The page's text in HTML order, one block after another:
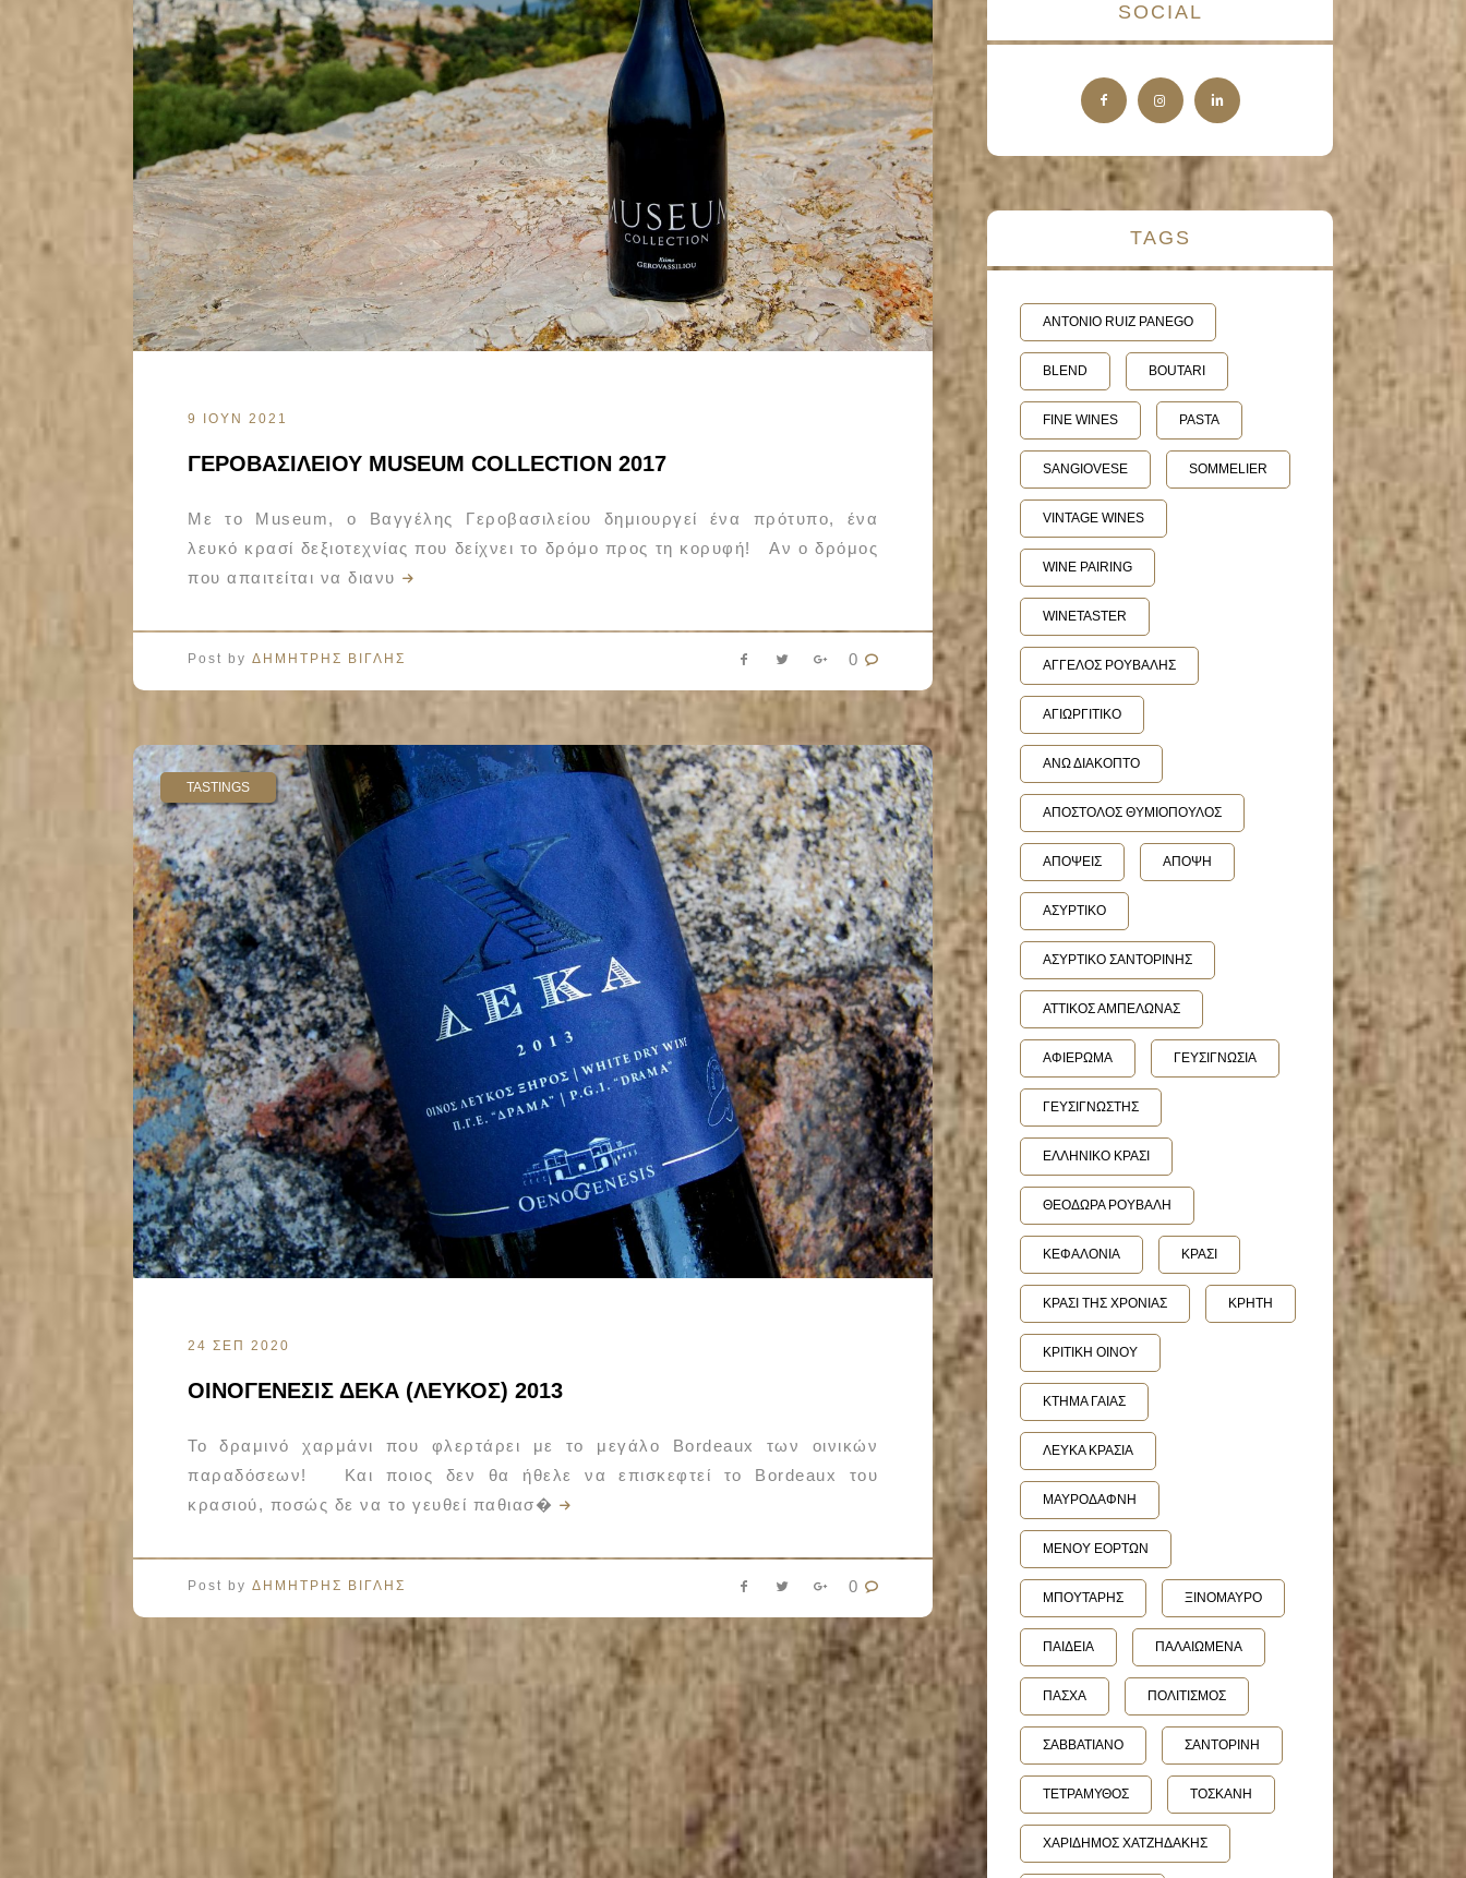
9 ΙΟΥΝ 2021
ΓΕΡΟΒΑΣΙΛΕΙΟΥ MUSEUM COLLECTION 2017
Με το Museum, ο Βαγγέλης Γεροβασιλείου δημιουργεί ένα πρότυπο, ένα
λευκό κρασί δεξιοτεχνίας που δείχνει το δρόμο προς τη κορυφή! Αν ο δρόμος
που απαιτείται να διανυ
Post by ΔΗΜΗΤΡΗΣ ΒΙΓΛΗΣ 0
TASTINGS
24 ΣΕΠ 2020
ΟΙΝΟΓΕΝΕΣΙΣ ΔΕΚΑ (ΛΕΥΚΟΣ) 2013
Το δραμινό χαρμάνι που φλερτάρει με το μεγάλο Bordeaux των οινικών
παραδόσεων! Και ποιος δεν θα ήθελε να επισκεφτεί το Bordeaux του
κρασιού, ποσώς δε να το γευθεί παθιασ�
Post by ΔΗΜΗΤΡΗΣ ΒΙΓΛΗΣ 0
SOCIAL
TAGS
ANTONIO RUIZ PANEGO
BLEND BOUTARI
FINE WINES PASTA
SANGIOVESE SOMMELIER
VINTAGE WINES
WINE PAIRING
WINETASTER
ΑΓΓΕΛΟΣ ΡΟΥΒΑΛΗΣ
ΑΓΙΩΡΓΙΤΙΚΟ
ΑΝΩ ΔΙΑΚΟΠΤΟ
ΑΠΟΣΤΟΛΟΣ ΘΥΜΙΟΠΟΥΛΟΣ
ΑΠΟΨΕΙΣ ΑΠΟΨΗ
ΑΣΥΡΤΙΚΟ
ΑΣΥΡΤΙΚΟ ΣΑΝΤΟΡΙΝΗΣ
ΑΤΤΙΚΟΣ ΑΜΠΕΛΩΝΑΣ
ΑΦΙΕΡΩΜΑ ΓΕΥΣΙΓΝΩΣΙΑ
ΓΕΥΣΙΓΝΩΣΤΗΣ
ΕΛΛΗΝΙΚΟ ΚΡΑΣΙ
ΘΕΟΔΩΡΑ ΡΟΥΒΑΛΗ
ΚΕΦΑΛΟΝΙΑ ΚΡΑΣΙ
ΚΡΑΣΙ ΤΗΣ ΧΡΟΝΙΑΣ ΚΡΗΤΗ
ΚΡΙΤΙΚΗ ΟΙΝΟΥ
ΚΤΗΜΑ ΓΑΙΑΣ
ΛΕΥΚΑ ΚΡΑΣΙΑ
ΜΑΥΡΟΔΑΦΝΗ
ΜΕΝΟΥ ΕΟΡΤΩΝ
ΜΠΟΥΤΑΡΗΣ ΞΙΝΟΜΑΥΡΟ
ΠΑΙΔΕΙΑ ΠΑΛΑΙΩΜΕΝΑ
ΠΑΣΧΑ ΠΟΛΙΤΙΣΜΟΣ
ΣΑΒΒΑΤΙΑΝΟ ΣΑΝΤΟΡΙΝΗ
ΤΕΤΡΑΜΥΘΟΣ ΤΟΣΚΑΝΗ
ΧΑΡΙΔΗΜΟΣ ΧΑΤΖΗΔΑΚΗΣ